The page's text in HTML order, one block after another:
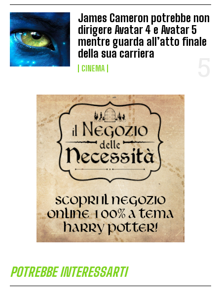
James Cameron potrebbe non
dirigere Avatar 4 e Avatar 5
mentre guarda all’atto finale
della sua carriera
CINEMA
POTREBBE INTERESSARTI